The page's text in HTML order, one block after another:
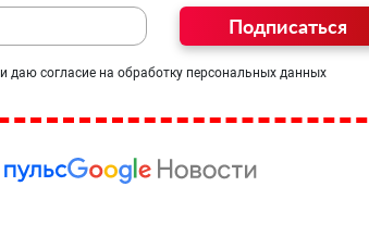
Подписаться
и даю согласие на обработку персональных данных